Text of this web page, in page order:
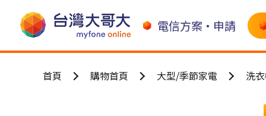
電信方案•申請
首頁 購物首頁 大型/季節家電 洗